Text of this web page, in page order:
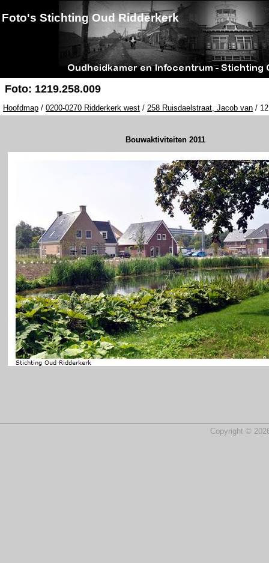
Foto's Stichting Oud Ridderkerk
Foto: 1219.258.009
Hoofdmap / 0200-0270 Ridderkerk west / 258 Ruisdaelstraat, Jacob van /
Bouwaktiviteiten 2011
Copyright ©